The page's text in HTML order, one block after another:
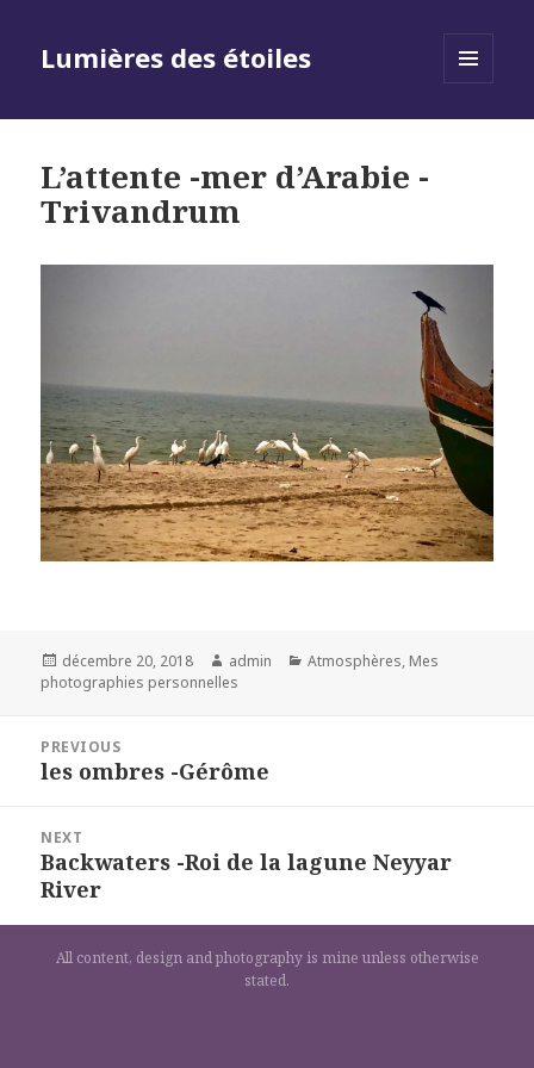
Lumières des étoiles
L’attente -mer d’Arabie -
Trivandrum
Posted
on
décembre 20, 2018 Author
admin Categories
Atmosphères, Mes
photographies personnelles
l’article
PREVIOUS
Previous
les ombres -Gérôme
NEXT
Next
post:
Backwaters -Roi de la lagune Neyyar
River
All content, design and photography is mine unless otherwise
stated.